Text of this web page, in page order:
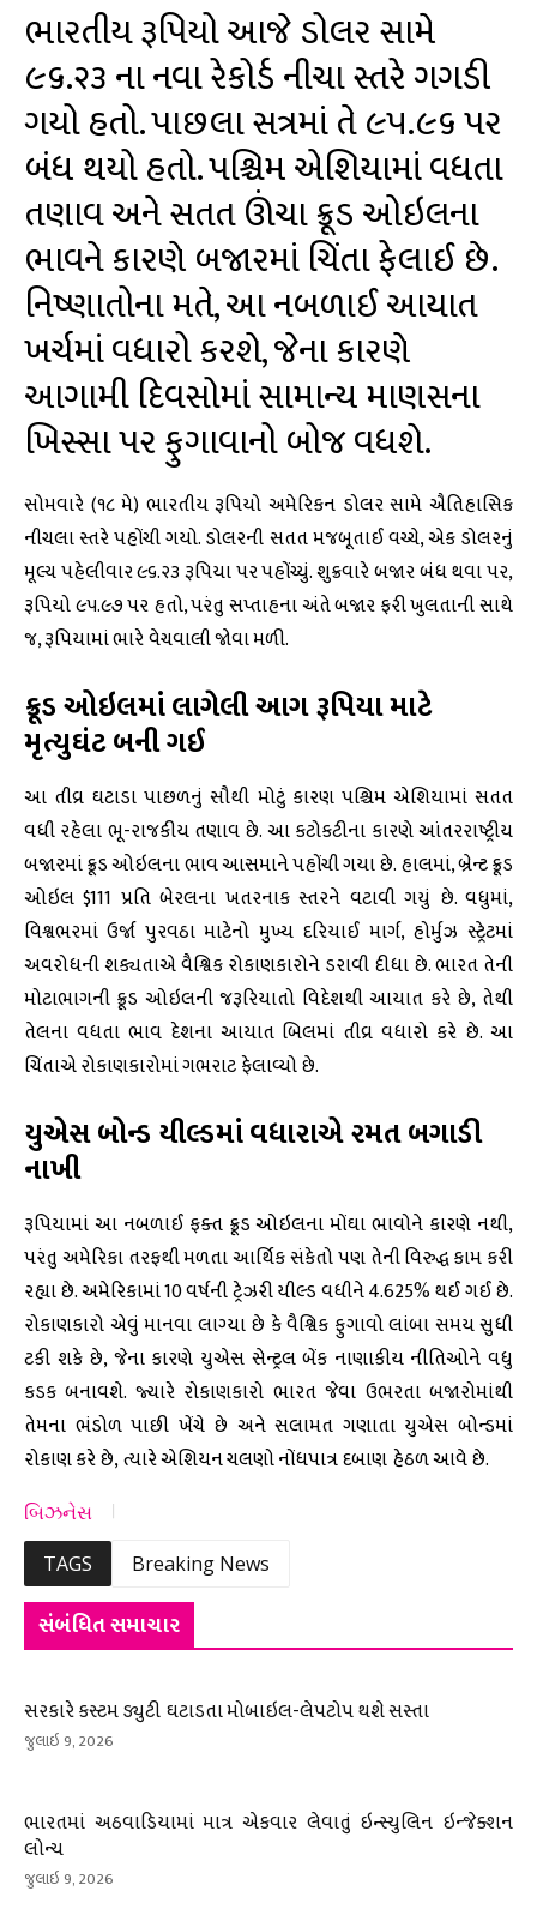
ભારતીય રૂપિયો આજે ડોલર સામે
૯૬.૨૩ ના નવા રેકોર્ડ નીચા સ્તરે ગગડી
ગયો હતો. પાછલા સત્રમાં તે ૯૫.૯૬ પર
બંધ થયો હતો. પશ્ચિમ એશિયામાં વધતા
તણાવ અને સતત ઊંચા ક્રૂડ ઓઇલના
ભાવને કારણે બજારમાં ચિંતા ફેલાઈ છે.
નિષ્ણાતોના મતે, આ નબળાઈ આયાત
ખર્ચમાં વધારો કરશે, જેના કારણે
આગામી દિવસોમાં સામાન્ય માણસના
ખિસ્સા પર ફુગાવાનો બોજ વધશે.
સોમવારે (૧૮ મે) ભારતીય રૂપિયો અમેરિકન ડોલર સામે ઐતિહાસિક
નીચલા સ્તરે પહોંચી ગયો. ડોલરની સતત મજબૂતાઈ વચ્ચે, એક ડોલરનું
મૂલ્ય પહેલીવાર ૯૬.૨૩ રૂપિયા પર પહોંચ્યું. શુક્રવારે બજાર બંધ થવા પર,
રૂપિયો ૯૫.૯૭ પર હતો, પરંતુ સપ્તાહના અંતે બજાર ફરી ખુલતાની સાથે
જ, રૂપિયામાં ભારે વેચવાલી જોવા મળી.
ક્રૂડ ઓઇલમાં લાગેલી આગ રૂપિયા માટે
મૃત્યુઘંટ બની ગઈ
આ તીવ્ર ઘટાડા પાછળનું સૌથી મોટું કારણ પશ્ચિમ એશિયામાં સતત
વધી રહેલા ભૂ-રાજકીય તણાવ છે. આ કટોકટીના કારણે આંતરરાષ્ટ્રીય
બજારમાં ક્રૂડ ઓઇલના ભાવ આસમાને પહોંચી ગયા છે. હાલમાં, બ્રેન્ટ ક્રૂડ
ઓઇલ $111 પ્રતિ બેરલના ખતરનાક સ્તરને વટાવી ગયું છે. વધુમાં,
વિશ્વભરમાં ઉર્જા પુરવઠા માટેનો મુખ્ય દરિયાઈ માર્ગ, હોર્મુઝ સ્ટ્રેટમાં
અવરોધની શક્યતાએ વૈશ્વિક રોકાણકારોને ડરાવી દીધા છે. ભારત તેની
મોટાભાગની ક્રૂડ ઓઇલની જરૂરિયાતો વિદેશથી આયાત કરે છે, તેથી
તેલના વધતા ભાવ દેશના આયાત બિલમાં તીવ્ર વધારો કરે છે. આ
ચિંતાએ રોકાણકારોમાં ગભરાટ ફેલાવ્યો છે.
યુએસ બોન્ડ યીલ્ડમાં વધારાએ રમત બગાડી
નાખી
રૂપિયામાં આ નબળાઈ ફક્ત ક્રૂડ ઓઇલના મોંઘા ભાવોને કારણે નથી,
પરંતુ અમેરિકા તરફથી મળતા આર્થિક સંકેતો પણ તેની વિરુદ્ધ કામ કરી
રહ્યા છે. અમેરિકામાં 10 વર્ષની ટ્રેઝરી યીલ્ડ વધીને 4.625% થઈ ગઈ છે.
રોકાણકારો એવું માનવા લાગ્યા છે કે વૈશ્વિક ફુગાવો લાંબા સમય સુધી
ટકી શકે છે, જેના કારણે યુએસ સેન્ટ્રલ બેંક નાણાકીય નીતિઓને વધુ
કડક બનાવશે. જ્યારે રોકાણકારો ભારત જેવા ઉભરતા બજારોમાંથી
તેમના ભંડોળ પાછી ખેંચે છે અને સલામત ગણાતા યુએસ બોન્ડમાં
રોકાણ કરે છે, ત્યારે એશિયન ચલણો નોંધપાત્ર દબાણ હેઠળ આવે છે.
બિઝનેસ
TAGS
Breaking News
સંબંધિત સમાચાર
સરકારે કસ્ટમ ડ્યુટી ઘટાડતા મોબાઇલ-લેપટોપ થશે સસ્તા
જુલાઇ 9, 2026
ભારતમાં અઠવાડિયામાં માત્ર એકવાર લેવાતું ઇન્સ્યુલિન ઇન્જેક્શન
લોન્ચ
જુલાઇ 9, 2026